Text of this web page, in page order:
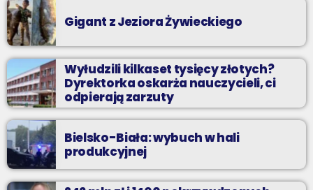
Gigant z Jeziora Żywieckiego
Wyłudzili kilkaset tysięcy złotych?
Dyrektorka oskarża nauczycieli, ci
odpierają zarzuty
Bielsko-Biała: wybuch w hali
produkcyjnej